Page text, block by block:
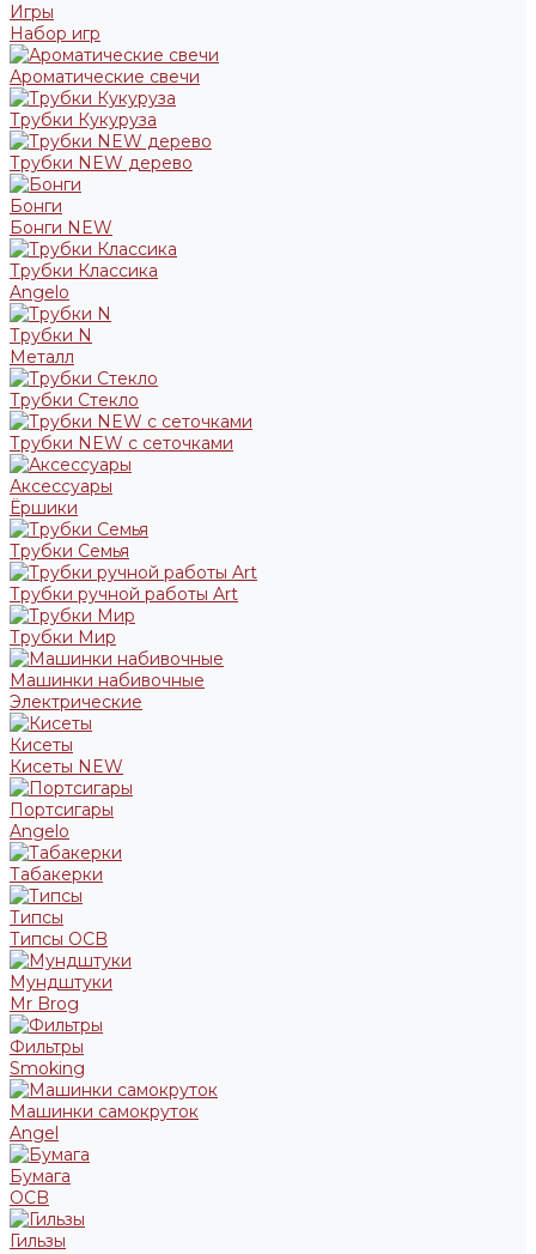
Игры
Набор игр
Ароматические свечи
Трубки Кукуруза
Трубки NEW дерево
Бонги
Бонги NEW
Трубки Классика
Angelo
Трубки N
Металл
Трубки Стекло
Трубки NEW с сеточками
Аксессуары
Ёршики
Трубки Семья
Трубки ручной работы Art
Трубки Мир
Машинки набивочные
Электрические
Кисеты
Кисеты NEW
Портсигары
Angelo
Табакерки
Типсы
Типсы OCB
Мундштуки
Mr Brog
Фильтры
Smoking
Машинки самокруток
Angel
Бумага
OCB
Гильзы